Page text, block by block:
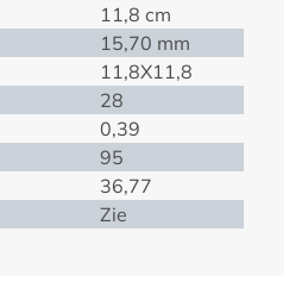
11,8 cm
15,70 mm
11,8X11,8
28
0,39
95
36,77
Zie